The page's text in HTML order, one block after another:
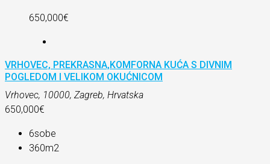
650,000€
VRHOVEC, PREKRASNA,KOMFORNA KUĆA S DIVNIM
POGLEDOM I VELIKOM OKUĆNICOM
Vrhovec, 10000, Zagreb, Hrvatska
650,000€
6sobe
360m2